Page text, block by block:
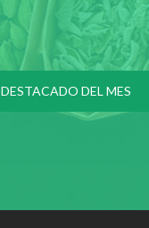
DESTACADO DEL MES